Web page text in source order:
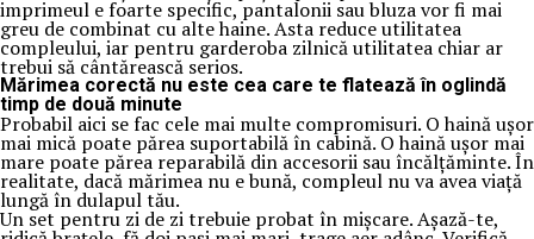
imprimeul e foarte specific, pantalonii sau bluza vor fi mai
greu de combinat cu alte haine. Asta reduce utilitatea
compleului, iar pentru garderoba zilnică utilitatea chiar ar
trebui să cântărească serios.
Mărimea corectă nu este cea care te flatează în oglindă
timp de două minute
Probabil aici se fac cele mai multe compromisuri. O haină ușor
mai mică poate părea suportabilă în cabină. O haină ușor mai
mare poate părea reparabilă din accesorii sau încălțăminte. În
realitate, dacă mărimea nu e bună, compleul nu va avea viață
lungă în dulapul tău.
Un set pentru zi de zi trebuie probat în mișcare. Așază-te,